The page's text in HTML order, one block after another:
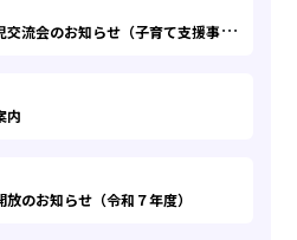
【
地域の皆さまへ】未就園児交流会のお知らせ（子育て支援事業）
内
のお知らせ（令和７年度）